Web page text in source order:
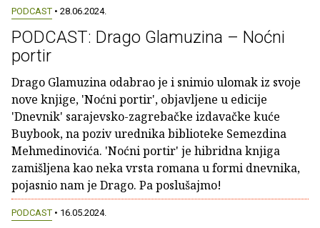
PODCAST • 28.06.2024.
PODCAST: Drago Glamuzina – Noćni
portir
Drago Glamuzina odabrao je i snimio ulomak iz svoje
nove knjige, 'Noćni portir', objavljene u edicije
'Dnevnik' sarajevsko-zagrebačke izdavačke kuće
Buybook, na poziv urednika biblioteke Semezdina
Mehmedinovića. 'Noćni portir' je hibridna knjiga
zamišljena kao neka vrsta romana u formi dnevnika,
pojasnio nam je Drago. Pa poslušajmo!
PODCAST • 16.05.2024.